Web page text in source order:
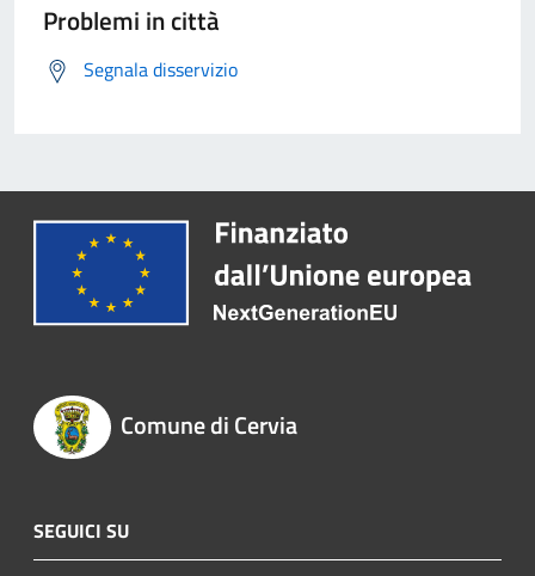
Problemi in città
Segnala disservizio
Comune di Cervia
SEGUICI SU